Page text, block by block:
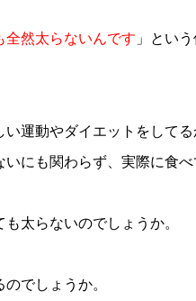
全然太らないんです 」とい
運動やダイエットをして
にも関わらず、実際に食
太らないのでしょうか。
でしょうか。